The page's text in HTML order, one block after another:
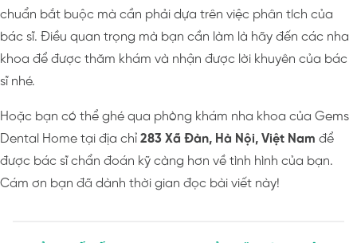
chuẩn bắt buộc mà cần phải dựa trên việc phân tích của
bác sĩ. Điều quan trọng mà bạn cần làm là hãy đến các nha
khoa để được thăm khám và nhận được lời khuyên của bác
sĩ nhé.
Hoặc bạn có thể ghé qua phòng khám nha khoa của Gems
Dental Home tại địa chỉ 283 Xã Đàn, Hà Nội, Việt Nam để
được bác sĩ chẩn đoán kỹ càng hơn về tình hình của bạn.
Cám ơn bạn đã dành thời gian đọc bài viết này!